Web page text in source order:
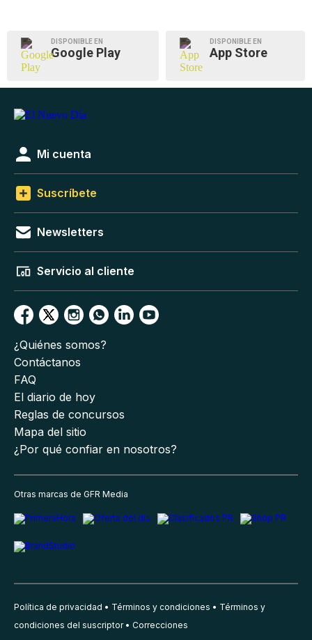
DISPONIBLE EN
Google Play
DISPONIBLE EN
App Store
Mi cuenta
Suscríbete
Newsletters
Servicio al cliente
¿Quiénes somos?
Contáctanos
FAQ
El diario de hoy
Reglas de concursos
Mapa del sitio
¿Por qué confiar en nosotros?
Otras marcas de GFR Media
Política de privacidad Términos y condiciones
Términos y
condiciones del suscriptor
Correcciones